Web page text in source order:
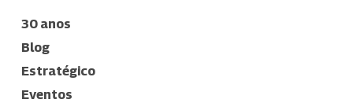
30 anos
Blog
Estratégico
Eventos